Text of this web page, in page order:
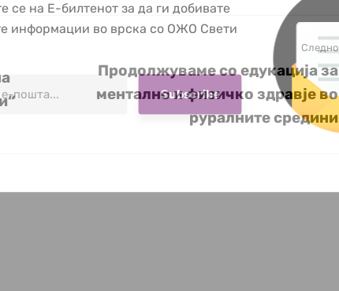
Следно
Продолжуваме со едукација за
ментално и физичко здравје во
руралните средини
се на Е-билтенот за да ги добивате
информации во врска со ОЖО Свети